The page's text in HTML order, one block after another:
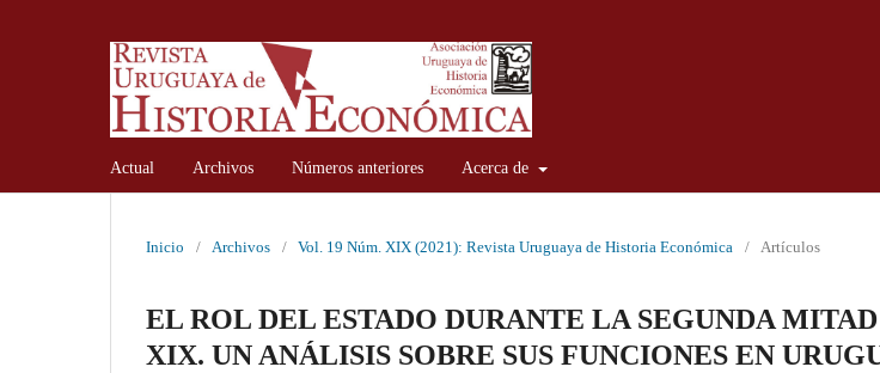
Actual Archivos Números anteriores Acerca de
Inicio / Archivos / Vol. 19 Núm. XIX (2021): Revista Uruguaya de Historia Económica / Artículos
EL ROL DEL ESTADO DURANTE LA SEGUNDA
XIX. UN ANÁLISIS SOBRE SUS FUNCIONES EN